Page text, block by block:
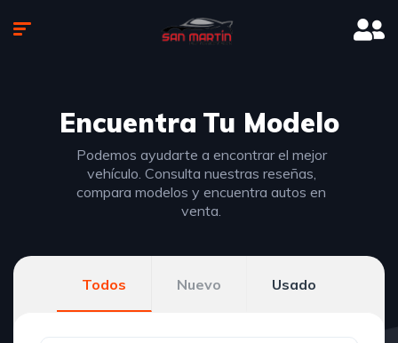
Encuentra Tu Modelo
Podemos ayudarte a encontrar el mejor
vehículo. Consulta nuestras reseñas,
compara modelos y encuentra autos en
venta.
Todos Nuevo Usado